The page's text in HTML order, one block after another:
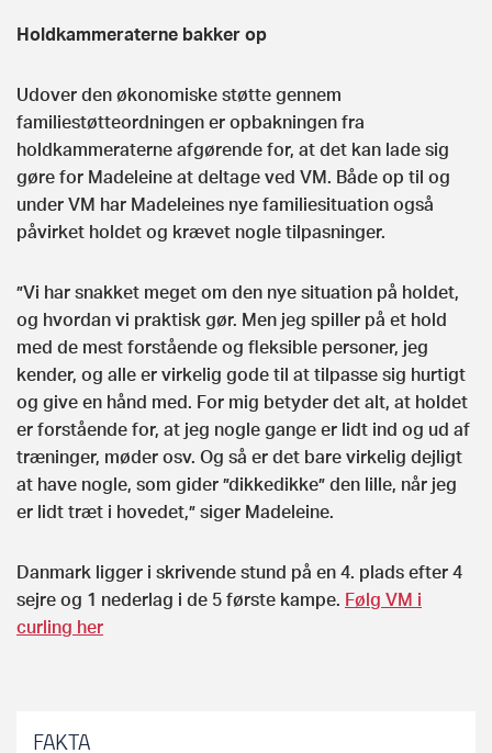
Holdkammeraterne bakker op
Udover den økonomiske støtte gennem
familiestøtteordningen er opbakningen fra
holdkammeraterne afgørende for, at det kan lade sig
gøre for Madeleine at deltage ved VM. Både op til og
under VM har Madeleines nye familiesituation også
påvirket holdet og krævet nogle tilpasninger.
”Vi har snakket meget om den nye situation på holdet,
og hvordan vi praktisk gør. Men jeg spiller på et hold
med de mest forstående og fleksible personer, jeg
kender, og alle er virkelig gode til at tilpasse sig hurtigt
og give en hånd med. For mig betyder det alt, at holdet
er forstående for, at jeg nogle gange er lidt ind og ud af
træninger, møder osv. Og så er det bare virkelig dejligt
at have nogle, som gider ”dikkedikke” den lille, når jeg
er lidt træt i hovedet,” siger Madeleine.
Danmark ligger i skrivende stund på en 4. plads efter 4
sejre og 1 nederlag i de 5 første kampe. Følg VM i
curling her
FAKTA